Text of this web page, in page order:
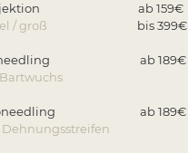
Injektion ab 159€
mittel / groß bis 399€
ab 189€
ab 189€